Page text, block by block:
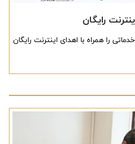
رایگان
را همراه با اهدای اینترنت رایگان